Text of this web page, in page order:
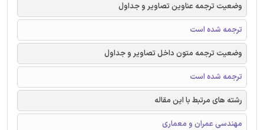
وضعیت ترجمه عناوین تصاویر و جداول
ترجمه شده است
وضعیت ترجمه متون داخل تصاویر و جداول
ترجمه شده است
رشته های مرتبط با این مقاله
مهندسی عمران و معماری